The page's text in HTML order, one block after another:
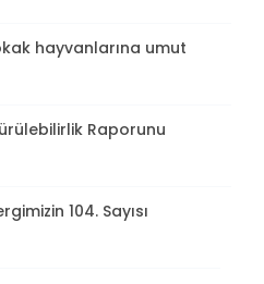
hayvanlarına umut
Raporunu
104. Sayısı